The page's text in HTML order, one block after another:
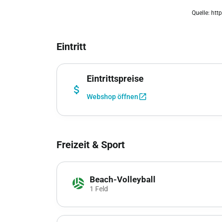
Quelle:
Eintritt
attach_money
Eintrittspreise
Webshop öffnenopen_in_new
Freizeit & Sport
sports_volleyball Beach-Volleyball
1 Feld